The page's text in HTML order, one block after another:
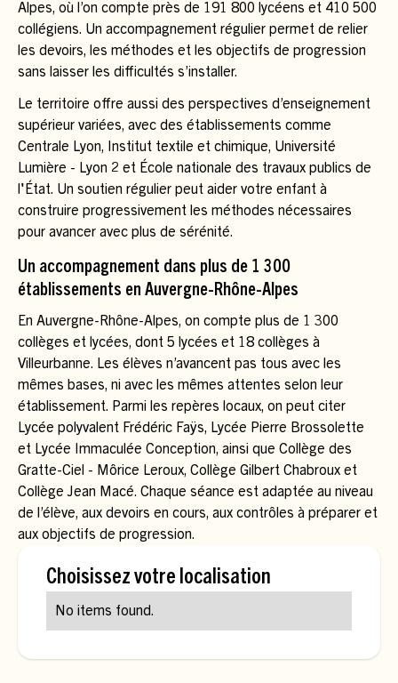
Alpes, où l’on compte près de 191 800 lycéens et 410 500
collégiens. Un accompagnement régulier permet de relier
les devoirs, les méthodes et les objectifs de progression
sans laisser les difficultés s’installer.
Le territoire offre aussi des perspectives d’enseignement
supérieur variées, avec des établissements comme
Centrale Lyon, Institut textile et chimique, Université
Lumière - Lyon 2 et École nationale des travaux publics de
l'État. Un soutien régulier peut aider votre enfant à
construire progressivement les méthodes nécessaires
pour avancer avec plus de sérénité.
Un accompagnement dans plus de 1 300
établissements en Auvergne-Rhône-Alpes
En Auvergne-Rhône-Alpes, on compte plus de 1 300
collèges et lycées, dont 5 lycées et 18 collèges à
Villeurbanne. Les élèves n’avancent pas tous avec les
mêmes bases, ni avec les mêmes attentes selon leur
établissement. Parmi les repères locaux, on peut citer
Lycée polyvalent Frédéric Faÿs, Lycée Pierre Brossolette
et Lycée Immaculée Conception, ainsi que Collège des
Gratte-Ciel - Môrice Leroux, Collège Gilbert Chabroux et
Collège Jean Macé. Chaque séance est adaptée au niveau
de l’élève, aux devoirs en cours, aux contrôles à préparer et
aux objectifs de progression.
Choisissez votre localisation
No items found.